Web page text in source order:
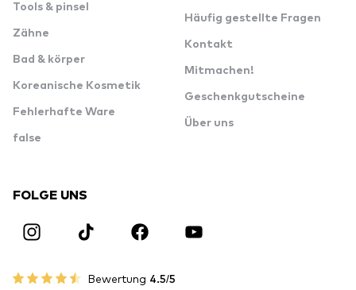
Tools & pinsel
Zähne
Bad & körper
Koreanische Kosmetik
Fehlerhafte Ware
false
Häufig gestellte Fragen
Kontakt
Mitmachen!
Geschenkgutscheine
Über uns
FOLGE UNS
Bewertung 4.5/5